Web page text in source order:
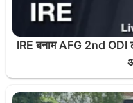
IRE बनाम AFG 2nd ODI